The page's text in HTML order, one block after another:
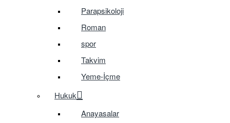
Parapsikoloji
Roman
spor
Takvim
Yeme-İçme
Hukuk
Anayasalar